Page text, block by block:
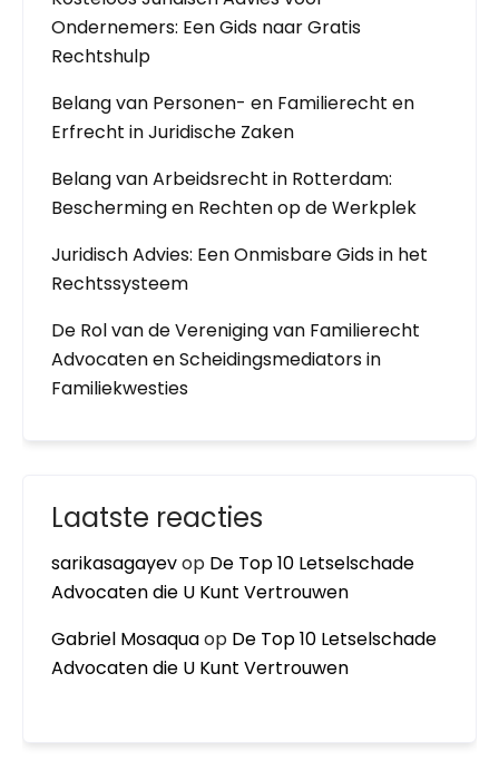
Ondernemers: Een Gids naar Gratis
Rechtshulp
Belang van Personen- en Familierecht en
Erfrecht in Juridische Zaken
Belang van Arbeidsrecht in Rotterdam:
Bescherming en Rechten op de Werkplek
Juridisch Advies: Een Onmisbare Gids in het
Rechtssysteem
De Rol van de Vereniging van Familierecht
Advocaten en Scheidingsmediators in
Familiekwesties
Laatste reacties
sarikasagayevop De Top 10 Letselschade
Advocaten die U Kunt Vertrouwen
Gabriel Mosaquaop De Top 10 Letselschade
Advocaten die U Kunt Vertrouwen